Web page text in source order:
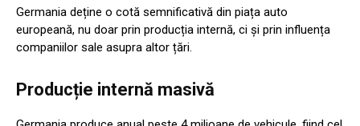
Germania deține o cotă semnificativă din piața auto
europeană, nu doar prin producția internă, ci și prin influența
companiilor sale asupra altor țări.
Producție internă masivă